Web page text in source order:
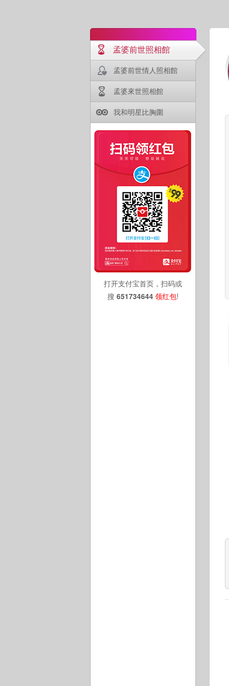
孟婆前世照相館
孟婆前世情人照相館
孟婆來世照相館
我和明星比胸圍
打开支付宝首页，扫码或
搜 651734644 领红包!